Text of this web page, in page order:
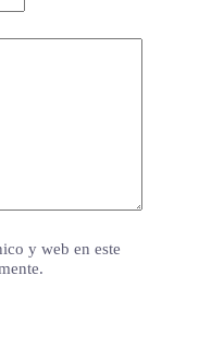
y web en este